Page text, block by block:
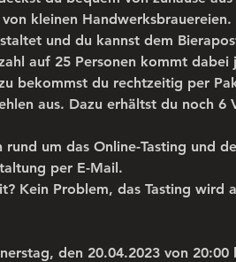
kleinen Handwerksbrauereien.
und du kannst dem
auf 25 Personen kommt
bekommst du rechtzeitig per
aus. Dazu erhältst du noch
um das Online-Tasting und
per E-Mail.
Kein Problem, das Tasting wird
den 20.04.2023 von